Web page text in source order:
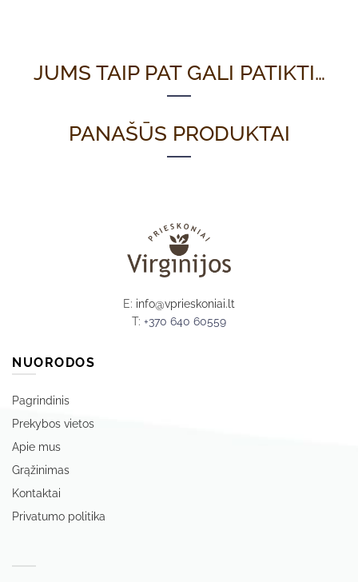
JUMS TAIP PAT GALI PATIKTI…
PANAŠŪS PRODUKTAI
E: info@vprieskoniai.lt
T: +370 640 60559
NUORODOS
Pagrindinis
Prekybos vietos
Apie mus
Grąžinimas
Kontaktai
Privatumo politika